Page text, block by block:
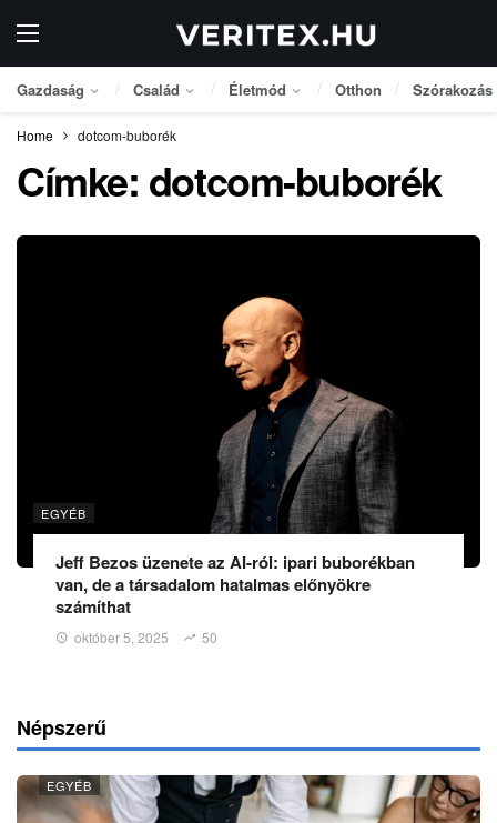
Gazdaság Család Életmód Otthon Szórakozás
Home dotcom-buborék
Címke: dotcom-buborék
EGYÉB
Jeff Bezos üzenete az AI-ról: ipari buborékban
van, de a társadalom hatalmas előnyökre
számíthat
október 5, 2025 50
Népszerű
EGYÉB